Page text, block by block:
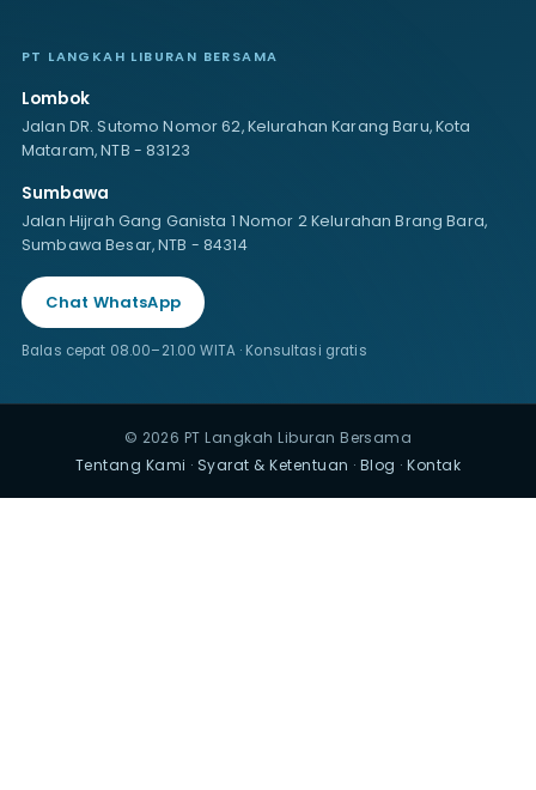
PT LANGKAH LIBURAN BERSAMA
Lombok
Jalan DR. Sutomo Nomor 62, Kelurahan Karang Baru, Kota
Mataram, NTB - 83123
Sumbawa
Jalan Hijrah Gang Ganista 1 Nomor 2 Kelurahan Brang Bara,
Sumbawa Besar, NTB - 84314
Chat WhatsApp
Balas cepat 08.00–21.00 WITA · Konsultasi gratis
© 2026 PT Langkah Liburan Bersama
Tentang Kami · Syarat & Ketentuan ·Blog ·Kontak